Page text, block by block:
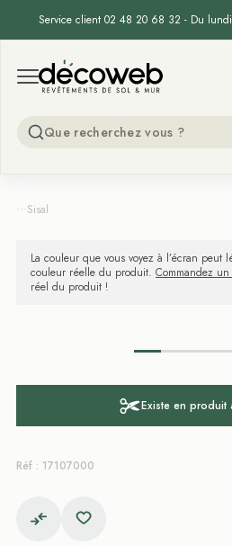
Service client 02 48 20 68 32 - Du
Open menu
Decoweb
...Sisal
La couleur que vous voyez à l’écran peut
couleur réelle du produit. Commandez
réel du produit !
Existe en produit
Réf : 17107000